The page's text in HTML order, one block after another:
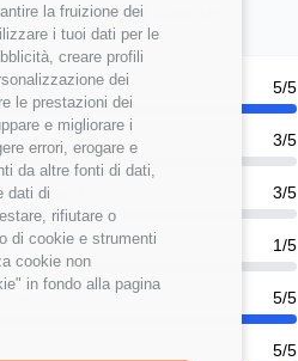
la fruizione dei
i tuoi dati per le
creare profili
dei
le prestazioni dei
e migliorare i
errori, erogare e
da altre fonti di dati,
dati di
rifiutare o
di cookie e strumenti
cookie non
in fondo alla pagina
Srl di questo utente
Balance 5/5
Professionale 3/5
3/5
1/5
5/5
5/5